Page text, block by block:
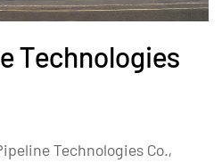
Technologies
Technologies Co.,